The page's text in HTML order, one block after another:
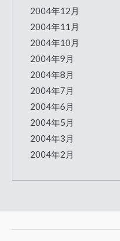
2004年12月
2004年11月
2004年10月
2004年9月
2004年8月
2004年7月
2004年6月
2004年5月
2004年3月
2004年2月